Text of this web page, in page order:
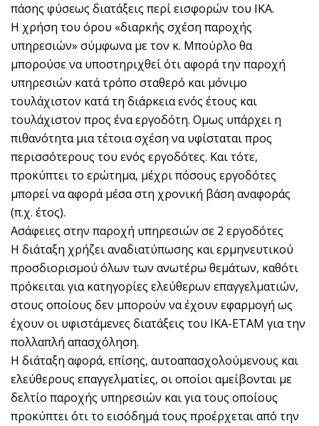
πάσης φύσεως διατάξεις περί εισφορών του ΙΚΑ.
Η χρήση του όρου «διαρκής σχέση παροχής
υπηρεσιών» σύμφωνα με τον κ. Μπούρλο θα
μπορούσε να υποστηριχθεί ότι αφορά την παροχή
υπηρεσιών κατά τρόπο σταθερό και μόνιμο
τουλάχιστον κατά τη διάρκεια ενός έτους και
τουλάχιστον προς ένα εργοδότη. Ομως υπάρχει η
πιθανότητα μια τέτοια σχέση να υφίσταται προς
περισσότερους του ενός εργοδότες. Και τότε,
προκύπτει το ερώτημα, μέχρι πόσους εργοδότες
μπορεί να αφορά μέσα στη χρονική βάση αναφοράς
(π.χ. έτος).
Ασάφειες στην παροχή υπηρεσιών σε 2 εργοδότες
Η διάταξη χρήζει αναδιατύπωσης και ερμηνευτικού
προσδιορισμού όλων των ανωτέρω θεμάτων, καθότι
πρόκειται για κατηγορίες ελεύθερων επαγγελματιών,
στους οποίους δεν μπορούν να έχουν εφαρμογή ως
έχουν οι υφιστάμενες διατάξεις του ΙΚΑ-ΕΤΑΜ για την
πολλαπλή απασχόληση.
Η διάταξη αφορά, επίσης, αυτοαπασχολούμενους και
ελεύθερους επαγγελματίες, οι οποίοι αμείβονται με
δελτίο παροχής υπηρεσιών και για τους οποίους
προκύπτει ότι το εισόδημά τους προέρχεται από την